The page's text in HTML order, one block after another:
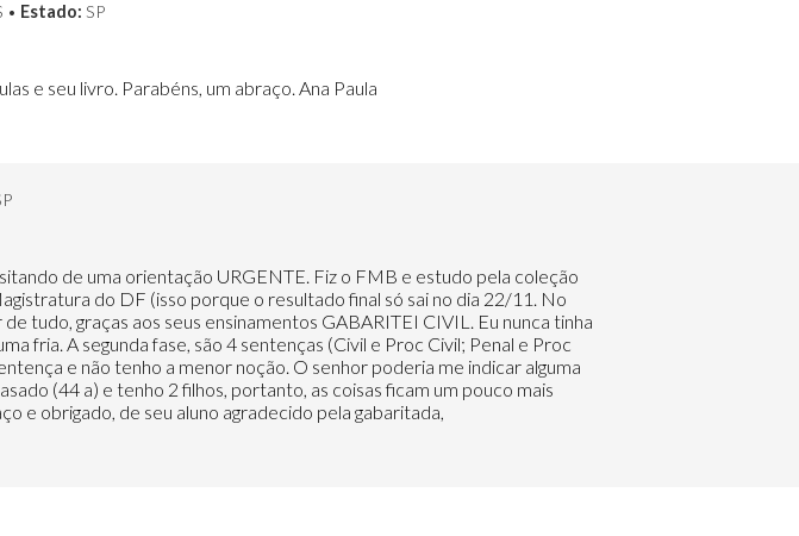
• Estado: SP
e seu livro. Parabéns, um abraço. Ana Paula
de uma orientação URGENTE. Fiz o FMB e estudo pela coleção
do DF (isso porque o resultado final só sai no dia 22/11. No
tudo, graças aos seus ensinamentos GABARITEI CIVIL. Eu nunca tinha
fria. A segunda fase, são 4 sentenças (Civil e Proc Civil; Penal e Proc
e não tenho a menor noção. O senhor poderia me indicar alguma
(44 a) e tenho 2 filhos, portanto, as coisas ficam um pouco mais
e obrigado, de seu aluno agradecido pela gabaritada,